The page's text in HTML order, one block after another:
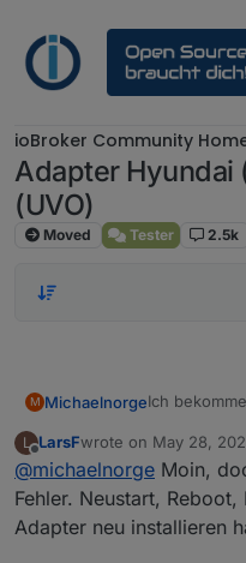
ioBroker Community
Adapter Hyundai
(UVO)
Moved Tester 2.5k
M MichaelnorgeIch
Der Adapter
Neustart/
Noch
L
Offline
LarsFwrote on May 28,
last edited by
@michaelnorge Moin,
Fehler. Neustart,
Adapter neu installieren